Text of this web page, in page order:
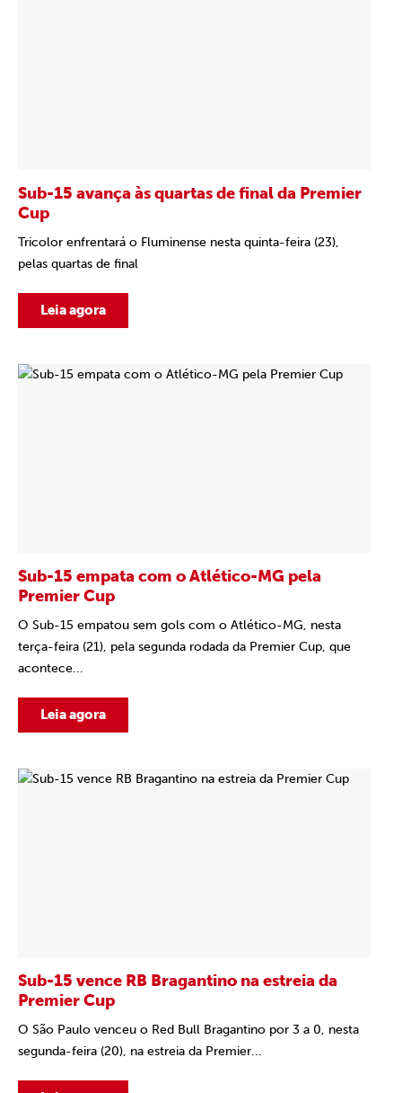
Sub-15 avança às quartas de final da Premier
Cup
Tricolor enfrentará o Fluminense nesta quinta-feira (23),
pelas quartas de final
Leia agora
Sub-15 empata com o Atlético-MG pela
Premier Cup
O Sub-15 empatou sem gols com o Atlético-MG, nesta
terça-feira (21), pela segunda rodada da Premier Cup, que
acontece...
Leia agora
Sub-15 vence RB Bragantino na estreia da
Premier Cup
O São Paulo venceu o Red Bull Bragantino por 3 a 0, nesta
segunda-feira (20), na estreia da Premier...